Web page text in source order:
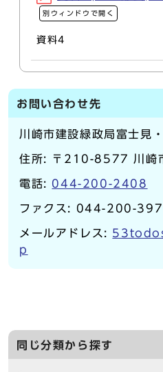
別ウィンドウで開く
資料4
お問い合わせ先
川崎市建設緑政局富士見
住所: 〒210-8577 川崎
電話: 044-200-2408
ファクス: 044-200-
メールアドレス:
p
同じ分類から探す